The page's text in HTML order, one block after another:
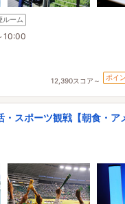
ルーム
10:00
12,390スコア～ ポイ
・スポーツ観戦【朝食・ア